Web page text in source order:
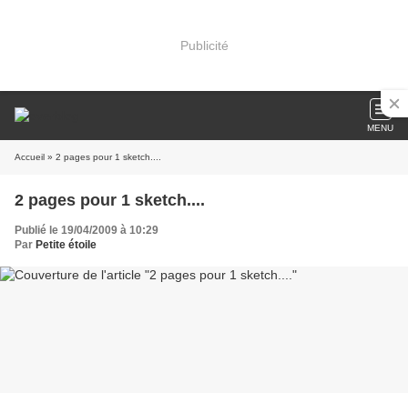
Publicité
MENU
Accueil » 2 pages pour 1 sketch....
2 pages pour 1 sketch....
Publié le 19/04/2009 à 10:29
Par Petite étoile